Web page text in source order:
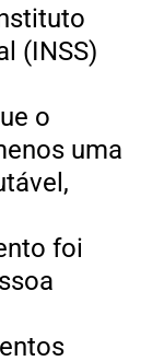
(INSS)
o
uma
foi